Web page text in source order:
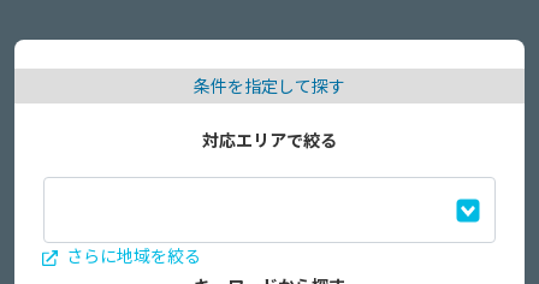
条件を指定して探す
対応エリアで絞る
さらに地域を絞る